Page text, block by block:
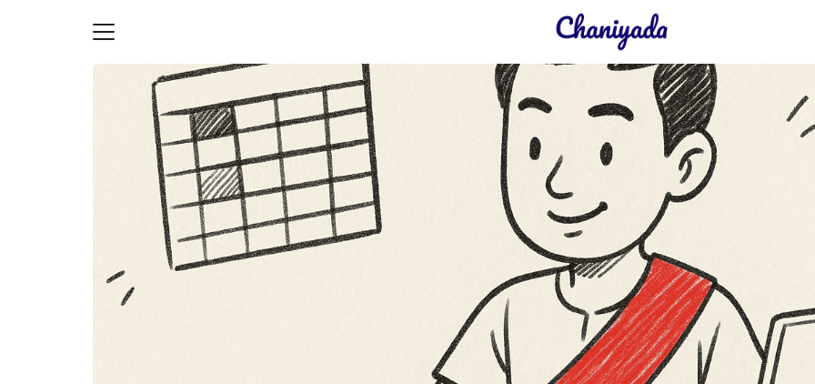
ญชี (Accounting service)